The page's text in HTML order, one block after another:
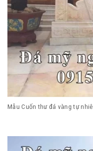
Mẫu Cuốn thư đá vàng tự